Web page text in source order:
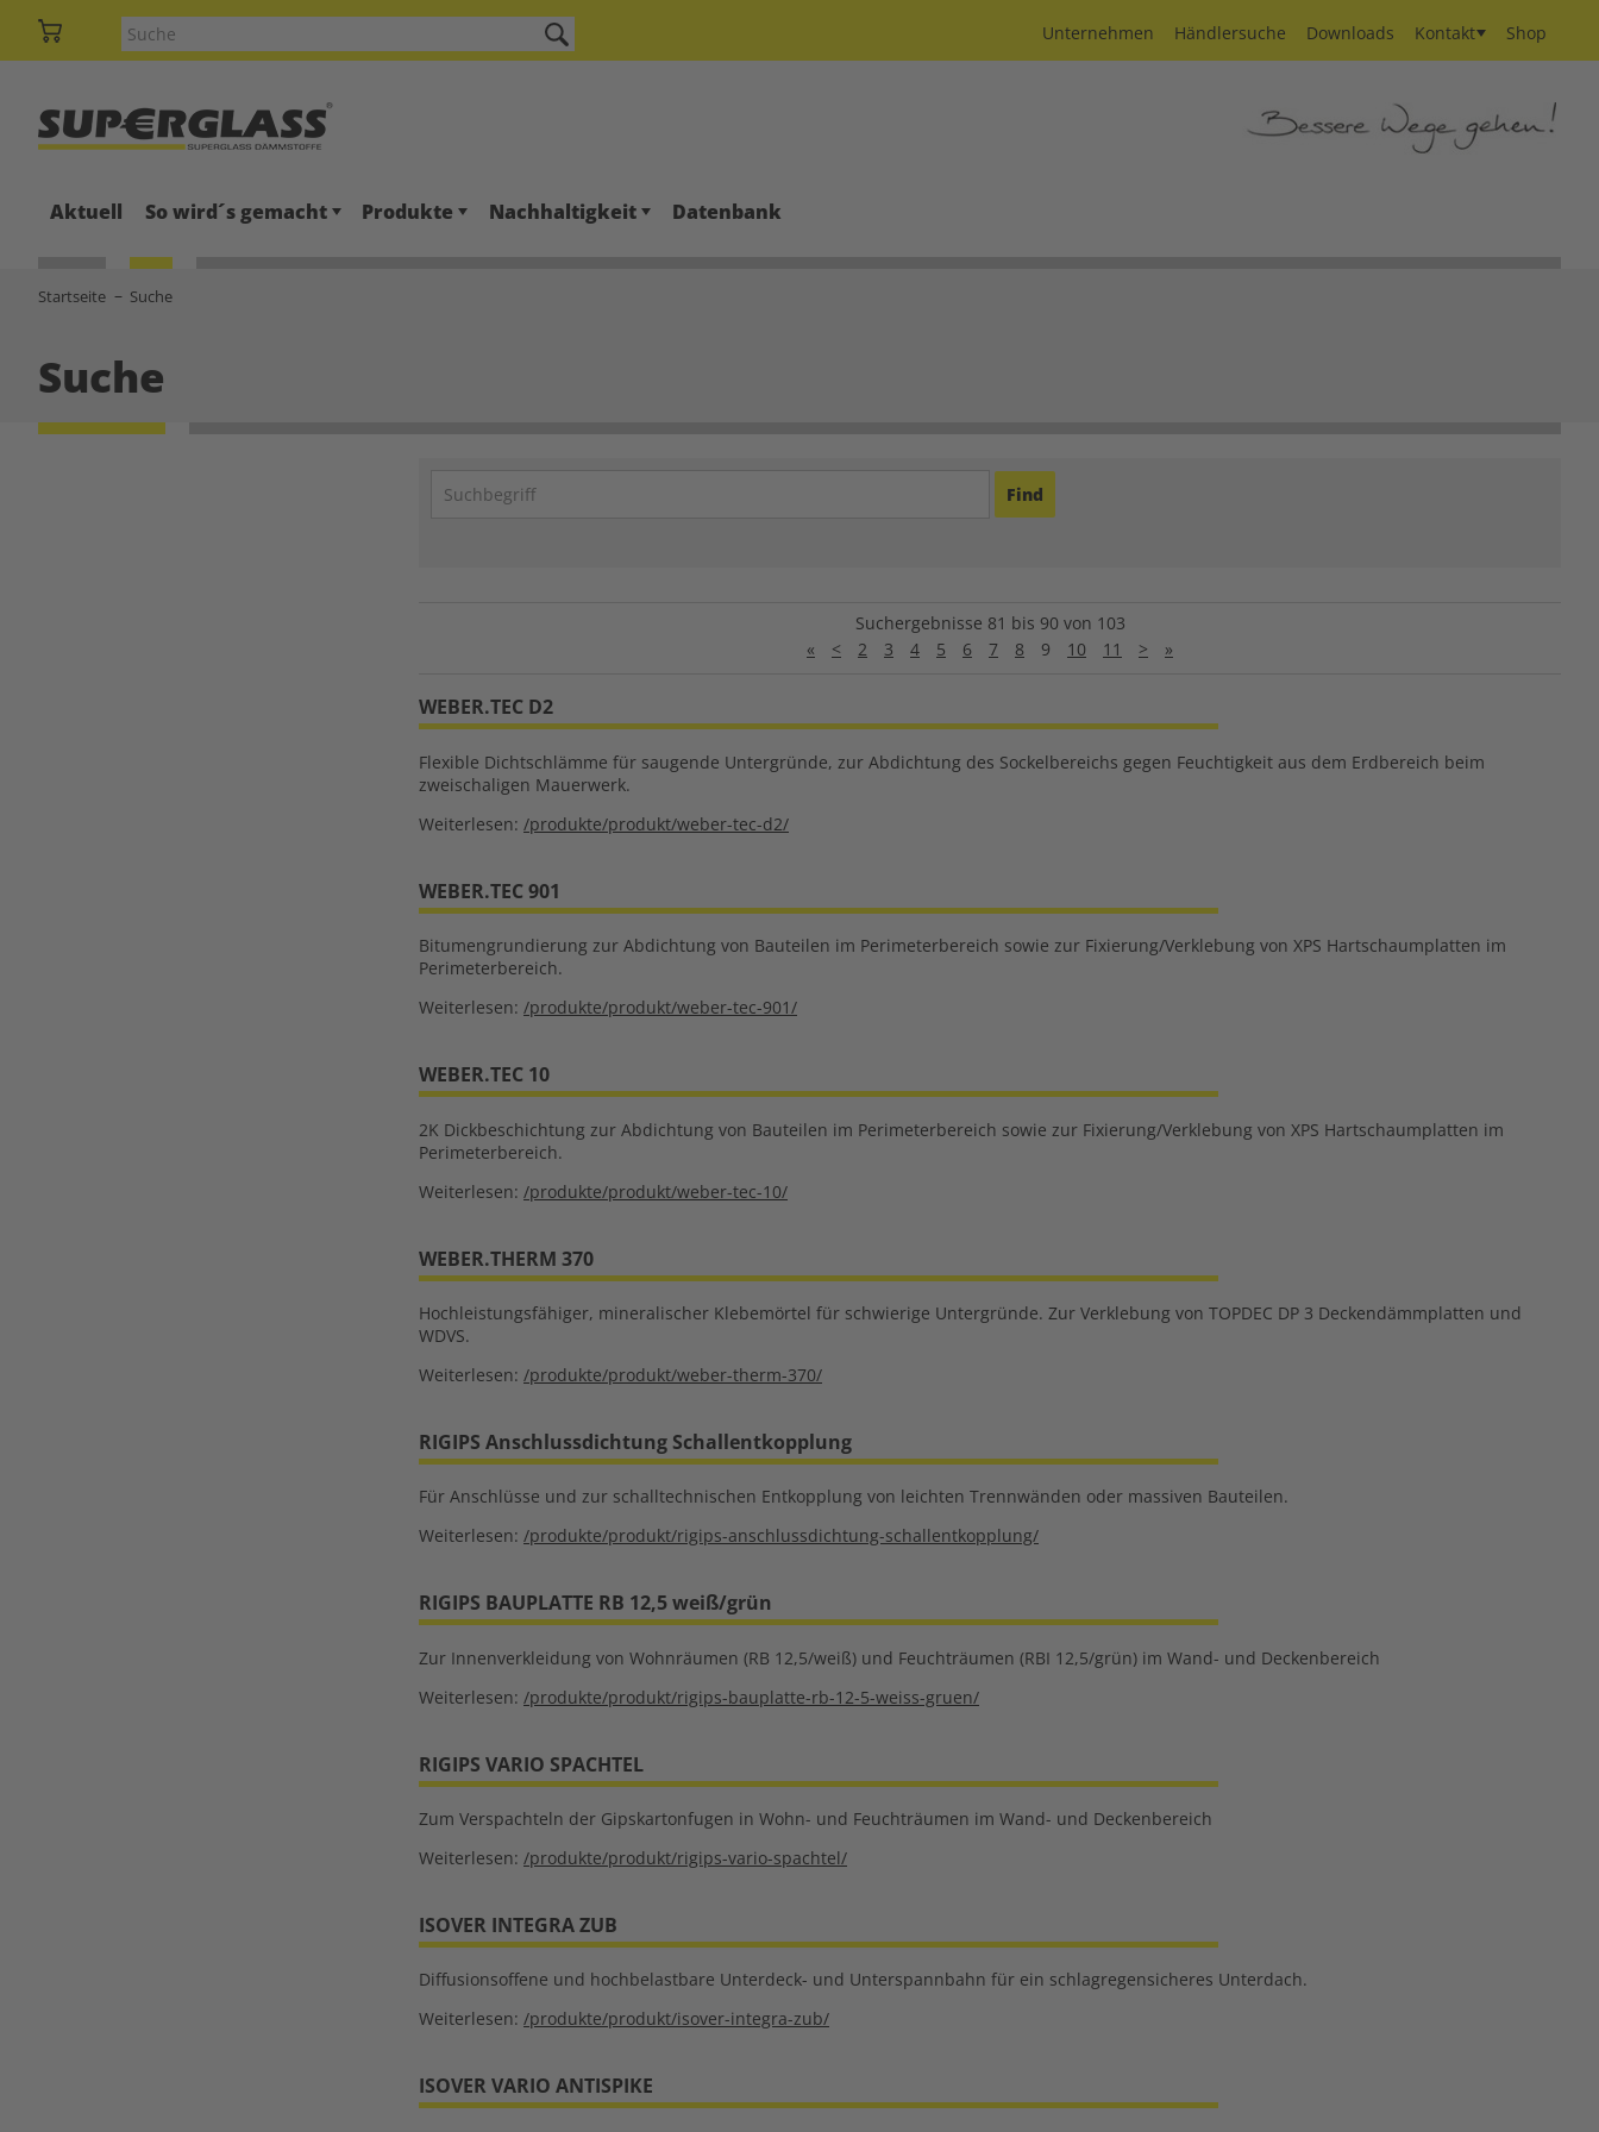
Unternehmen Händlersuche Downloads Kontakt Shop
Aktuell So wird´s gemacht Produkte Nachhaltigkeit Datenbank
Startseite Suche
Suche
Suchergebnisse 81 bis 90 von 103
«
< 2 3 4 5 6 7 8 9 10 11 > »
WEBER.TEC D2
Flexible Dichtschlämme für saugende Untergründe, zur Abdichtung des Sockelbereichs gegen Feuchtigkeit aus dem Erdbereich beim
zweischaligen Mauerwerk.
Weiterlesen: /produkte/produkt/weber-tec-d2/
WEBER.TEC 901
Bitumengrundierung zur Abdichtung von Bauteilen im Perimeterbereich sowie zur Fixierung/Verklebung von XPS Hartschaumplatten im
Perimeterbereich.
Weiterlesen: /produkte/produkt/weber-tec-901/
WEBER.TEC 10
2K Dickbeschichtung zur Abdichtung von Bauteilen im Perimeterbereich sowie zur Fixierung/Verklebung von XPS Hartschaumplatten im
Perimeterbereich.
Weiterlesen: /produkte/produkt/weber-tec-10/
WEBER.THERM 370
Hochleistungsfähiger, mineralischer Klebemörtel für schwierige Untergründe. Zur Verklebung von TOPDEC DP 3 Deckendämmplatten und
WDVS.
Weiterlesen: /produkte/produkt/weber-therm-370/
RIGIPS Anschlussdichtung Schallentkopplung
Für Anschlüsse und zur schalltechnischen Entkopplung von leichten Trennwänden oder massiven Bauteilen.
Weiterlesen: /produkte/produkt/rigips-anschlussdichtung-schallentkopplung/
RIGIPS BAUPLATTE RB 12,5 weiß/grün
Zur Innenverkleidung von Wohnräumen (RB 12,5/weiß) und Feuchträumen (RBI 12,5/grün) im Wand- und Deckenbereich
Weiterlesen: /produkte/produkt/rigips-bauplatte-rb-12-5-weiss-gruen/
RIGIPS VARIO SPACHTEL
Zum Verspachteln der Gipskartonfugen in Wohn- und Feuchträumen im Wand- und Deckenbereich
Weiterlesen: /produkte/produkt/rigips-vario-spachtel/
ISOVER INTEGRA ZUB
Diffusionsoffene und hochbelastbare Unterdeck- und Unterspannbahn für ein schlagregensicheres Unterdach.
Weiterlesen: /produkte/produkt/isover-integra-zub/
ISOVER VARIO ANTISPIKE